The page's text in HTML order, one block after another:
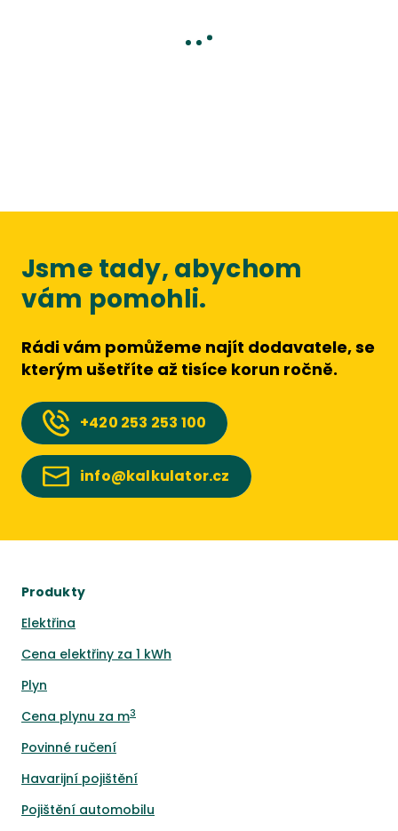
Jsme tady, abychom
vám pomohli.
Rádi vám pomůžeme najít dodavatele, se
kterým ušetříte až tisíce korun ročně.
+420 253 253 100
info@kalkulator.cz
Produkty
Elektřina
Cena elektřiny za 1 kWh
Plyn
Cena plynu za m3
Povinné ručení
Havarijní pojištění
Pojištění automobilu